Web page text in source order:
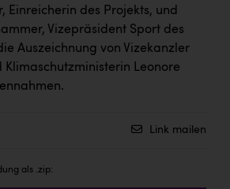
Research Institute
technology gmbh
Einreicherin des Projekts, und
Vizepräsident Sport des
Auszeichnung von Vizekanzler
Klimaschutzministerin Leonore
Link mailen
als .zip: